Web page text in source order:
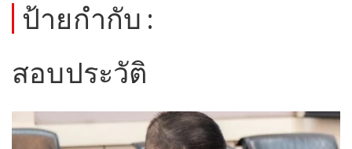
ป้ายกำกับ :
สอบประวัติ